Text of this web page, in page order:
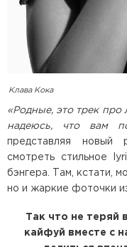
Клава Кока
«Родные, это трек про
надеюсь, что вам
представляя новый
смотреть стильное
бэнгера. Там, кстати,
но и жаркие фоточки
Так что не теряй
кайфуй вместе с